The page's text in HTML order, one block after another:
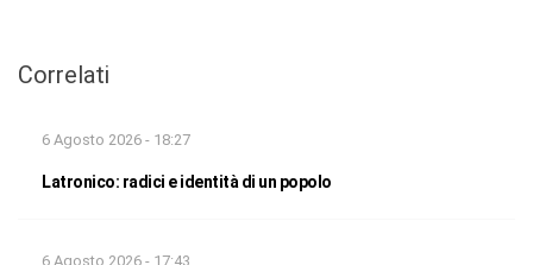
Correlati
6 Agosto 2026 - 18:27
Latronico: radici e identità di un popolo
6 Agosto 2026 - 17:43